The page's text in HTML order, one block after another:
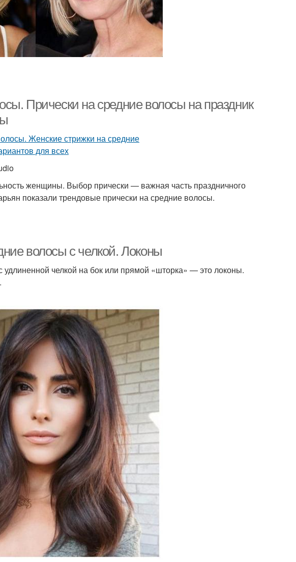
Прически на средние волосы на праздник
женщины. Выбор прически — важная часть праздничного
показали трендовые прически на средние волосы.
волосы с челкой. Локоны
челкой на бок или прямой «шторка» — это локоны.